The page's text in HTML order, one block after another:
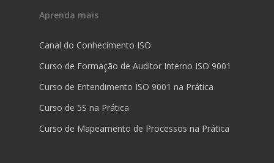
Aprenda mais
Canal do Conhecimento ISO
Curso de Formação de Auditor Interno ISO 9001
Curso de Entendimento ISO 9001 na Prática
Curso de 5S na Prática
Curso de Mapeamento de Processos na Prática